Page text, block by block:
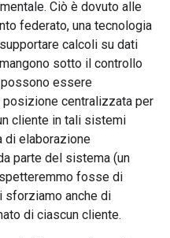
Ciò è dovuto alle
federato, una tecnologia
calcoli su dati
sotto il controllo
essere
centralizzata per
cliente in tali sistemi
di elaborazione
parte del sistema (un
fosse di
sforziamo anche di
di ciascun cliente.